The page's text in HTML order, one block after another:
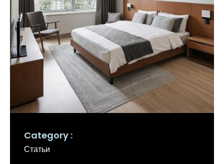
Category
Статьи